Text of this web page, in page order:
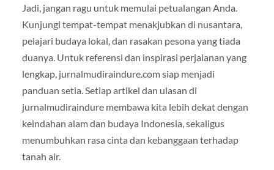
Jadi, jangan ragu untuk memulai petualangan Anda.
Kunjungi tempat-tempat menakjubkan di nusantara,
pelajari budaya lokal, dan rasakan pesona yang tiada
duanya. Untuk referensi dan inspirasi perjalanan yang
lengkap, jurnalmudiraindure.com siap menjadi
panduan setia. Setiap artikel dan ulasan di
jurnalmudiraindure membawa kita lebih dekat dengan
keindahan alam dan budaya Indonesia, sekaligus
menumbuhkan rasa cinta dan kebanggaan terhadap
tanah air.